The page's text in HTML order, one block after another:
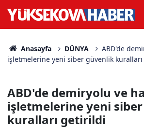
Anasayfa DÜNYA
ABD'de
işletmelerine yeni siber güvenlik
ABD'de demiryolu ve
işletmelerine yeni
kuralları getirildi